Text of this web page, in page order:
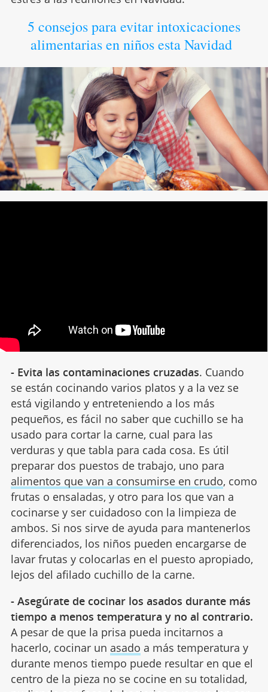
5 consejos para evitar intoxicaciones
alimentarias en niños esta Navidad
- Evita las contaminaciones cruzadas. Cuando
se están cocinando varios platos y a la vez se
está vigilando y entreteniendo a los más
pequeños, es fácil no saber que cuchillo se ha
usado para cortar la carne, cual para las
verduras y que tabla para cada cosa. Es útil
preparar dos puestos de trabajo, uno para
alimentos que van a consumirse en crudo, como
frutas o ensaladas, y otro para los que van a
cocinarse y ser cuidadoso con la limpieza de
ambos. Si nos sirve de ayuda para mantenerlos
diferenciados, los niños pueden encargarse de
lavar frutas y colocarlas en el puesto apropiado,
lejos del afilado cuchillo de la carne.
- Asegúrate de cocinar los asados durante más
tiempo a menos temperatura y no al contrario.
A pesar de que la prisa pueda incitarnos a
hacerlo, cocinar un asado a más temperatura y
durante menos tiempo puede resultar en que el
centro de la pieza no se cocine en su totalidad,